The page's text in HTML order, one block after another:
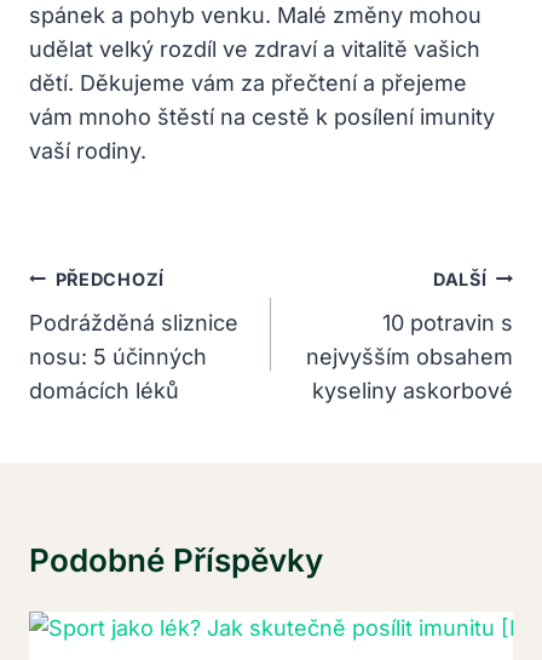
spánek a pohyb venku. Malé změny mohou
udělat velký rozdíl ve zdraví a vitalitě vašich
dětí. Děkujeme vám za přečtení a přejeme
vám mnoho štěstí na cestě k posílení imunity
vaší rodiny.
Navigace
Pro
Příspěvek
PŘEDCHOZÍ
Podrážděná sliznice
nosu: 5 účinných
domácích léků
DALŠÍ
10 potravin s
nejvyšším obsahem
kyseliny askorbové
Podobné Příspěvky